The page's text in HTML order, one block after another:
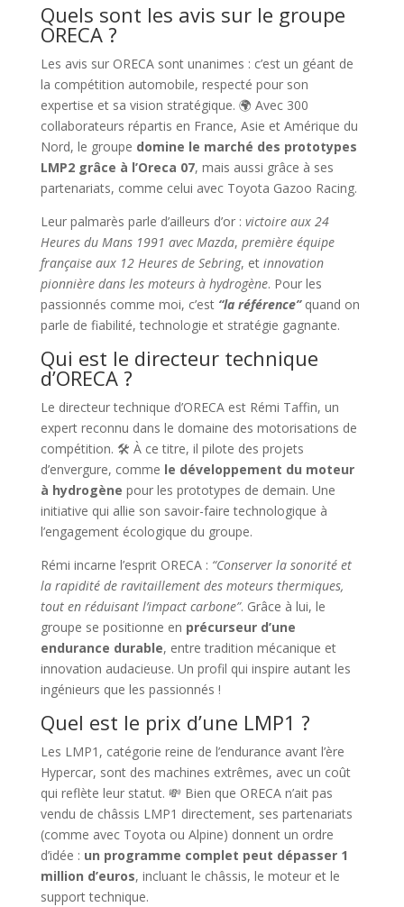
Quels sont les avis sur le groupe
ORECA ?
Les avis sur ORECA sont unanimes : c’est un géant de
la compétition automobile, respecté pour son
expertise et sa vision stratégique. 🌍 Avec 300
collaborateurs répartis en France, Asie et Amérique du
Nord, le groupe domine le marché des prototypes
LMP2 grâce à l’Oreca 07, mais aussi grâce à ses
partenariats, comme celui avec Toyota Gazoo Racing.
Leur palmarès parle d’ailleurs d’or : victoire aux 24
Heures du Mans 1991 avec Mazda, première équipe
française aux 12 Heures de Sebring, et innovation
pionnière dans les moteurs à hydrogène. Pour les
passionnés comme moi, c’est “la référence”quand on
parle de fiabilité, technologie et stratégie gagnante.
Qui est le directeur technique
d’ORECA ?
Le directeur technique d’ORECA est Rémi Taffin, un
expert reconnu dans le domaine des motorisations de
compétition. 🛠️ À ce titre, il pilote des projets
d’envergure, comme le développement du moteur
à hydrogène pour les prototypes de demain. Une
initiative qui allie son savoir-faire technologique à
l’engagement écologique du groupe.
Rémi incarne l’esprit ORECA : “Conserver la sonorité et
la rapidité de ravitaillement des moteurs thermiques,
tout en réduisant l’impact carbone”. Grâce à lui, le
groupe se positionne en précurseur d’une
endurance durable, entre tradition mécanique et
innovation audacieuse. Un profil qui inspire autant les
ingénieurs que les passionnés !
Quel est le prix d’une LMP1 ?
Les LMP1, catégorie reine de l’endurance avant l’ère
Hypercar, sont des machines extrêmes, avec un coût
qui reflète leur statut. 💸 Bien que ORECA n’ait pas
vendu de châssis LMP1 directement, ses partenariats
(comme avec Toyota ou Alpine) donnent un ordre
d’idée : un programme complet peut dépasser 1
million d’euros, incluant le châssis, le moteur et le
support technique.